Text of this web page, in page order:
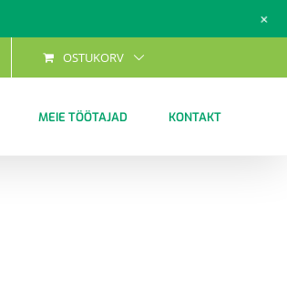
OSTUKORV
MEIE TÖÖTAJAD KONTAKT
+